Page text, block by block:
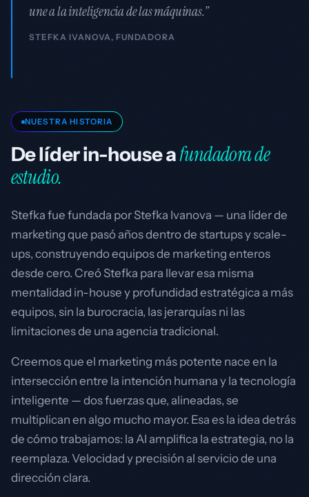
une a la inteligencia de las máquinas.”
STEFKA IVANOVA, FUNDADORA
NUESTRA HISTORIA
De líder in-house afundadora de
estudio.
Stefka fue fundada por Stefka Ivanova — una líder de
marketing que pasó años dentro de startups y scale-
ups, construyendo equipos de marketing enteros
desde cero. Creó Stefka para llevar esa misma
mentalidad in-house y profundidad estratégica a más
equipos, sin la burocracia, las jerarquías ni las
limitaciones de una agencia tradicional.
Creemos que el marketing más potente nace en la
intersección entre la intención humana y la tecnología
inteligente — dos fuerzas que, alineadas, se
multiplican en algo mucho mayor. Esa es la idea detrás
de cómo trabajamos: la AI amplifica la estrategia, no la
reemplaza. Velocidad y precisión al servicio de una
dirección clara.